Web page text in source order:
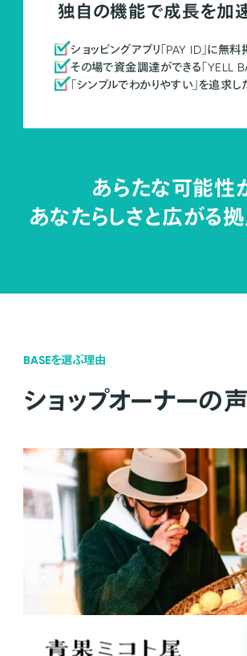
独自の機能で成長を加
ショッピングアプリ「PAY ID」に無料
その場で資金調達ができる「YELL
「シンプルでわかりやすい」を追求
あらたな可能性
あなたらしさと広がる拠
BASEを選ぶ理由
ショップオーナーの声